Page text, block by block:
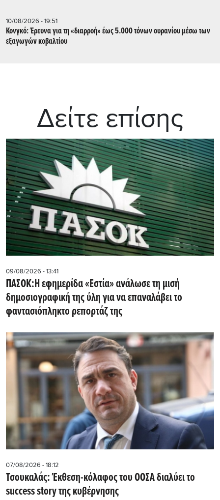
10/08/2026 - 19:51
Κονγκό: Έρευνα για τη «διαρροή» έως 5.000 τόνων ουρανίου μέσω των
εξαγωγών κοβαλτίου
Δείτε επίσης
09/08/2026 - 13:41
ΠΑΣΟΚ:Η εφημερίδα «Εστία» ανάλωσε τη μισή
δημοσιογραφική της ύλη για να επαναλάβει το
φαντασιόπληκτο ρεπορτάζ της
07/08/2026 - 18:12
Τσουκαλάς: Έκθεση-κόλαφος του ΟΟΣΑ διαλύει το
success story της κυβέρνησης